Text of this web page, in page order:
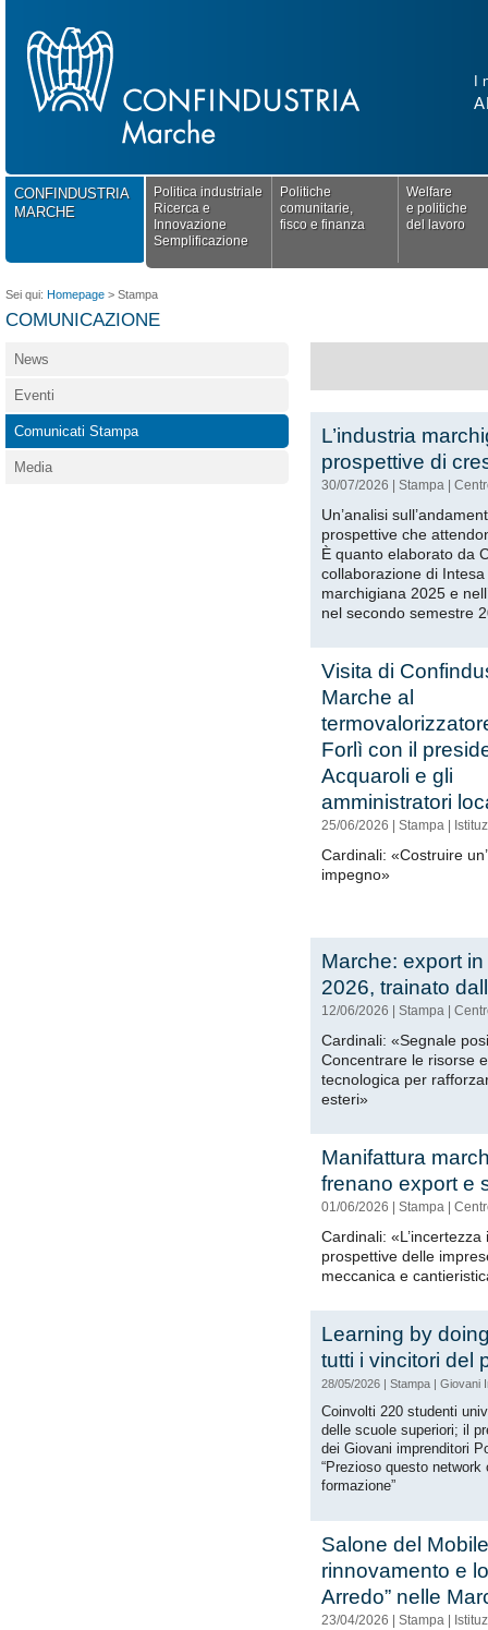
CONFINDUSTRIA
MARCHE
Politica industriale
Ricerca e
Innovazione
Semplificazione
Politiche
comunitarie,
fisco e finanza
Welfare
e politiche
del lavoro
Sei qui: Homepage > Stampa
COMUNICAZIONE
L’industria
prospettive di
30/07/2026 | Stampa |
Un’analisi
prospettive che
È quanto elaborato da
collaborazione di
marchigiana 2025 e
nel secondo semestre
Visita di
Marche al
Forlì con il
Acquaroli e gli
amministratori
25/06/2026 Stampa
Cardinali: «Costruire
impegno»
Marche: export
2026, trainato
12/06/2026 Stampa
Cardinali: «Segnale
Concentrare le risorse
tecnologica per
esteri»
Manifattura
frenano export e
01/06/2026 Stampa
Cardinali:
prospettive delle
meccanica e
Learning by
tutti i vincitori del
28/05/2026 Stampa Giovani
Coinvolti 220 studenti
delle scuole superiori; il
dei Giovani imprenditori
“Prezioso questo
formazione”
Salone del
rinnovamento e
Arredo” nelle
23/04/2026 | Stampa |
News
Eventi
Comunicati Stampa
Media